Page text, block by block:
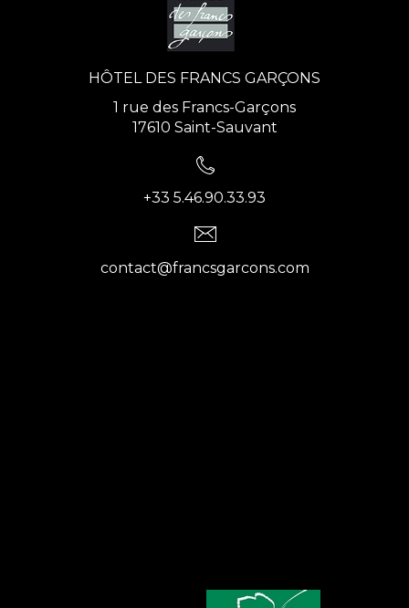
HÔTEL DES FRANCS GARÇONS
1 rue des Francs-Garçons
17610 Saint-Sauvant
+33 5.46.90.33.93
contact@francsgarcons.com